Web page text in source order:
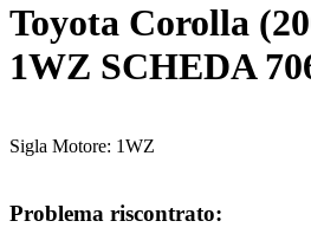
Toyota Corolla
1WZ SCHEDA
Sigla Motore: 1WZ
Problema riscontrato: